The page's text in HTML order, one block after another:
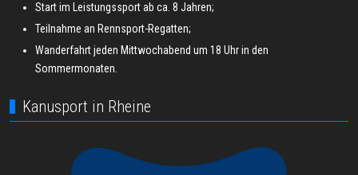
Start im Leistungssport ab ca. 8 Jahren;
Teilnahme an Rennsport-Regatten;
Wanderfahrt jeden Mittwochabend um 18 Uhr in den
Sommermonaten.
Kanusport in Rheine